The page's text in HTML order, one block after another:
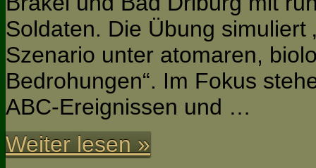
Soldaten. Die Übung simuliert
Szenario unter atomaren,
Bedrohungen“. Im Fokus
ABC-Ereignissen und …
Weiter lesen »